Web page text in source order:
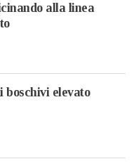
alla linea
elevato